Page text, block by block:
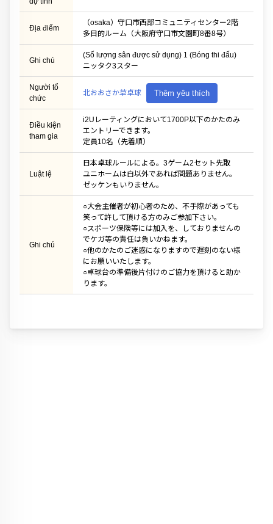
Địa điểm
（osaka）守口市西部コミュニティセンター2階
多目的ルーム（大阪府守口市文園町8番8号）
Ghi chú
(Số lượng sân được sử dụng) 1 (Bóng thi đấu)
ニッタク3スター
Người tổ
chức
北おおさか草卓球 Thêm yêu thích
Điều kiện
tham gia
i2Uレーティングにおいて1700P以下のかたのみ
エントリーできます。
定員10名（先着順）
Luật lệ
日本卓球ルールによる。3ゲーム2セット先取
ユニホームは白以外であれば問題ありません。
ゼッケンもいりません。
Ghi chú
○大会主催者が初心者のため、不手際があっても
笑って許して頂ける方のみご参加下さい。
○スポーツ保険等には加入を、しておりませんの
でケガ等の責任は負いかねます。
○他のかたのご迷惑になりますので遅刻のない様
にお願いいたします。
○卓球台の準備後片付けのご協力を頂けると助か
ります。